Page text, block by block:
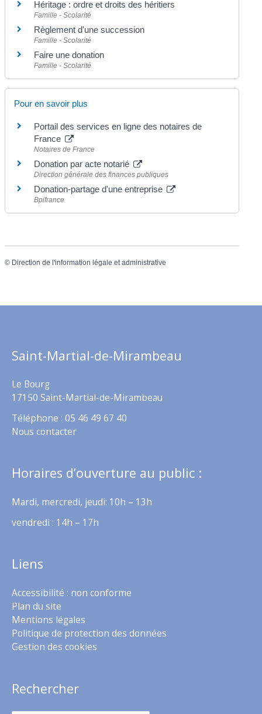
Héritage : ordre et droits des héritiers
Famille - Scolarité
Règlement d'une succession
Famille - Scolarité
Faire une donation
Famille - Scolarité
Pour en savoir plus
Portail des services en ligne des notaires de
France
Notaires de France
Donation par acte notarié
Direction générale des finances publiques
Donation-partage d'une entreprise
Bpifrance
© Direction de l'information légale et administrative
Saint-Martial-de-Mirambeau
Le Bourg
17150 Saint-Martial-de-Mirambeau
Téléphone : 05 46 49 67 40
Nous contacter
Horaires d’ouverture au public :
Mardi, mercredi, jeudi: 10h – 13h
vendredi : 14h – 17h
Liens
Accessibilité : non conforme
Plan du site
Mentions légales
Politique de protection des données
Gestion des cookies
Rechercher